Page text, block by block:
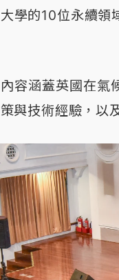
學的10位永續
容涵蓋英國在氣
與技術經驗，以